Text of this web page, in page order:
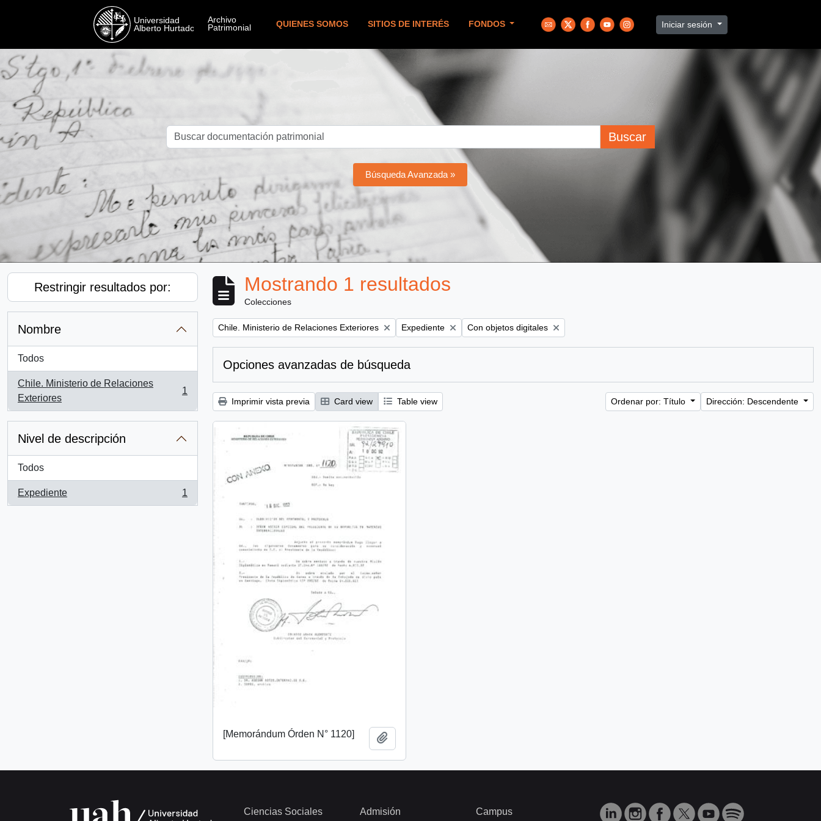
QUIENES SOMOS SITIOS DE INTERÉS FONDOS Iniciar sesión
Buscar
Búsqueda Avanzada »
Restringir resultados por:
Nombre
Todos
Chile. Ministerio de Relaciones
Exteriores
, 1 resultados
1
Nivel de descripción
Todos
Expediente
, 1 resultados
1
Mostrando 1 resultados
Colecciones
Remove filter:
Chile. Ministerio de Relaciones Exteriores Remove filter:
Expediente Remove filter:
Con objetos digitales
Opciones avanzadas de búsqueda
Imprimir vista previa Card view Table view Ordenar por: Título Dirección: Descendente
[Memorándum Órden N° 1120]
Ciencias Sociales Admisión Campus